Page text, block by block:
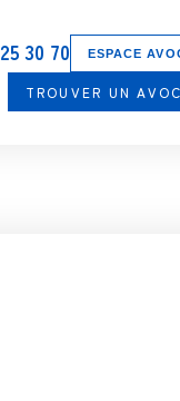
30 70 ESPACE
TROUVER UN